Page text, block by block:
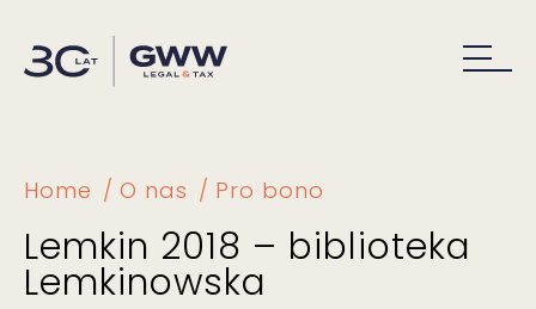
Home O nas Pro bono
Lemkin 2018 – biblioteka
Lemkinowska